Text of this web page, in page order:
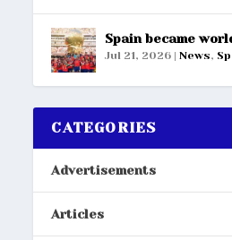
Spain became
Jul 21, 2026 |News,
CATEGORIES
Advertisements
Articles